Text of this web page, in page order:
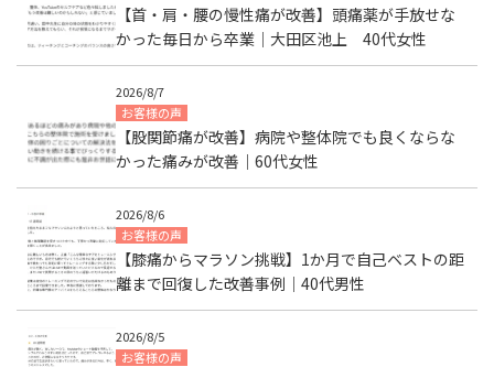
【首・肩・腰の慢性痛が改善】頭痛薬が手放せな
かった毎日から卒業｜大田区池上 40代女性
2026/8/7
お客様の声
【股関節痛が改善】病院や整体院でも良くならな
かった痛みが改善｜60代女性
2026/8/6
お客様の声
【膝痛からマラソン挑戦】1か月で自己ベストの距
離まで回復した改善事例｜40代男性
2026/8/5
お客様の声